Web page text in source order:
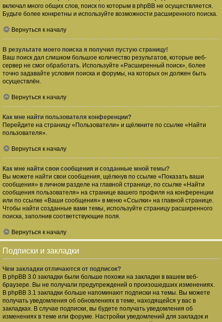
включал много общих слов, поиск по которым в phpBB не осуществляется.
Будьте более конкретны и используйте возможности расширенного поиска.
Вернуться к началу
В результате моего поиска я получил пустую страницу!
Ваш поиск дал слишком большое количество результатов, которые веб-
сервер не смог обработать. Используйте «Расширенный поиск», более
точно задавайте условия поиска и форумы, на которых он должен быть
осуществлён.
Вернуться к началу
Как мне найти пользователя конференции?
Перейдите на страницу «Пользователи» и щёлкните по ссылке «Найти
пользователя».
Вернуться к началу
Как мне найти свои сообщения и созданные мной темы?
Вы можете найти свои сообщения, щёлкнув по ссылке «Показать ваши
сообщения» в личном разделе на главной странице, по ссылке «Найти
сообщения пользователя» на странице вашего профиля на конференции
или по ссылке «Ваши сообщения» в меню «Ссылки» на главной странице.
Чтобы найти созданные вами темы, используйте страницу расширенного
поиска, заполнив соответствующие поля.
Вернуться к началу
Подписки и закладки
Чем закладки отличаются от подписок?
В phpBB 3.0 закладки были больше похожи на закладки в вашем веб-
браузере. Вы не получали предупреждений о произошедших изменениях.
В phpBB 3.1 закладки больше напоминают подписки на темы. Вы можете
получать уведомления об обновлениях в теме, находящейся у вас в
закладках. В случае подписки, вы будете получать уведомления об
изменениях в теме или форуме. Настройки уведомлений для закладок и